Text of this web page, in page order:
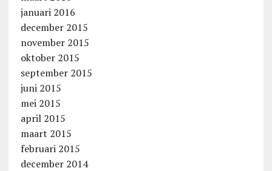
januari 2016
december 2015
november 2015
oktober 2015
september 2015
juni 2015
mei 2015
april 2015
maart 2015
februari 2015
december 2014